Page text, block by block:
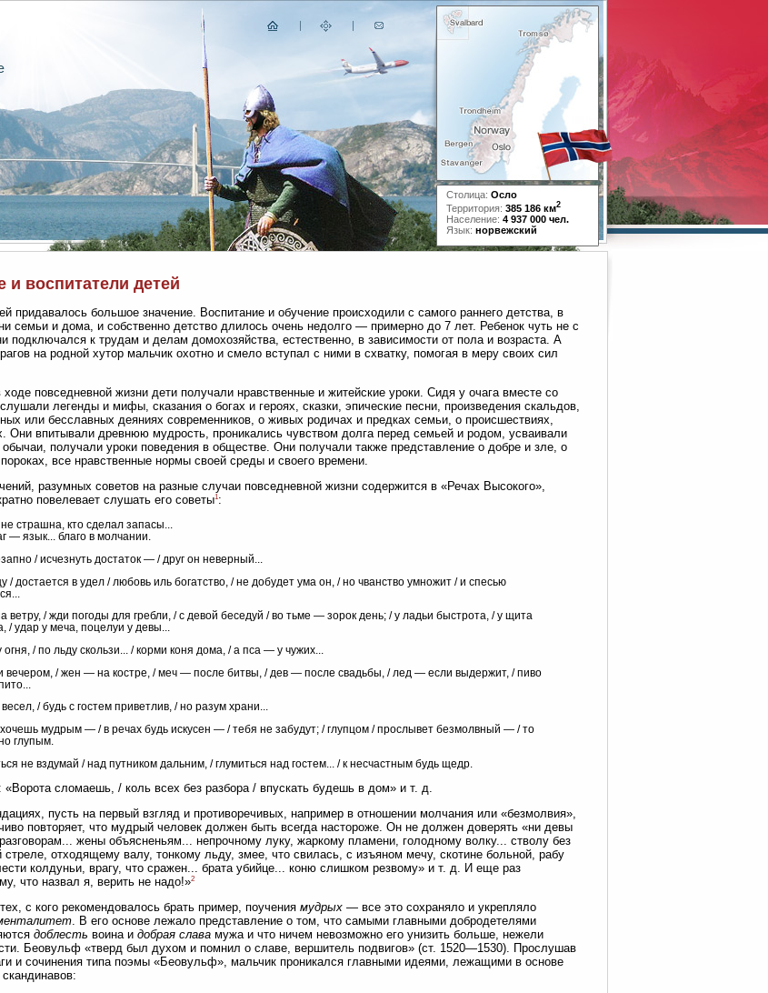
Столица: Осло
Территория: 385 186 км2
Население: 4 937 000 чел.
Язык: норвежский
и воспитатели детей
придавалось большое значение. Воспитание и обучение происходили с самого раннего детства, в
семьи и дома, и собственно детство длилось очень недолго — примерно до 7 лет. Ребенок чуть не с
подключался к трудам и делам домохозяйства, естественно, в зависимости от пола и возраста. А
на родной хутор мальчик охотно и смело вступал с ними в схватку, помогая в меру своих сил
повседневной жизни дети получали нравственные и житейские уроки. Сидя у очага вместе со
легенды и мифы, сказания о богах и героях, сказки, эпические песни, произведения скальдов,
или бесславных деяниях современников, о живых родичах и предках семьи, о происшествиях,
Они впитывали древнюю мудрость, проникались чувством долга перед семьей и родом, усваивали
обычаи, получали уроки поведения в обществе. Они получали также представление о добре и зле, о
все нравственные нормы своей среды и своего времени.
разумных советов на разные случаи повседневной жизни содержится в «Речах Высокого»,
повелевает слушать его советы1:
страшна, кто сделал запасы...
— язык... благо в молчании.
/ исчезнуть достаток — / друг он неверный...
/ достается в удел / любовь иль богатство, / не добудет ума он, / но чванство умножит / и спесью
ветру, / жди погоды для гребли, / с девой беседуй / во тьме — зорок день; / у ладьи быстрота, / у щита
/ удар у меча, поцелуи у девы...
огня, / по льду скользи... / корми коня дома, / а пса — у чужих...
вечером, / жен — на костре, / меч — после битвы, / дев — после свадьбы, / лед — если выдержит, / пиво
/ будь с гостем приветлив, / но разум храни...
мудрым — / в речах будь искусен — / тебя не забудут; / глупцом / прослывет безмолвный — / то
глупым.
не вздумай / над путником дальним, / глумиться над гостем... / к несчастным будь щедр.
сломаешь, / коль всех без разбора / впускать будешь в дом» и т. д.
пусть на первый взгляд и противоречивых, например в отношении молчания или «безмолвия»,
повторяет, что мудрый человек должен быть всегда настороже. Он не должен доверять «ни девы
жены объясненьям... непрочному луку, жаркому пламени, голодному волку... стволу без
стреле, отходящему валу, тонкому льду, змее, что свилась, с изъяном мечу, скотине больной, рабу
колдуньи, врагу, что сражен... брата убийце... коню слишком резвому» и т. д. И еще раз
что назвал я, верить не надо!»2
с кого рекомендовалось брать пример, поучения мудрых — все это сохраняло и укрепляло
. В его основе лежало представление о том, что самыми главными добродетелями
доблесть воина и добрая слава мужа и что ничем невозможно его унизить больше, нежели
Беовульф «тверд был духом и помнил о славе, вершитель подвигов» (ст. 1520—1530). Прослушав
и сочинения типа поэмы «Беовульф», мальчик проникался главными идеями, лежащими в основе